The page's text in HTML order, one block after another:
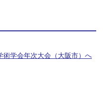
術学会年次大会（大阪市）へ